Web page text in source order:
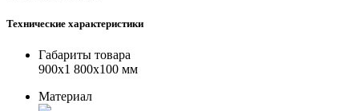
Технические характеристики
Габариты товара
900x1 800x100 мм
Материал